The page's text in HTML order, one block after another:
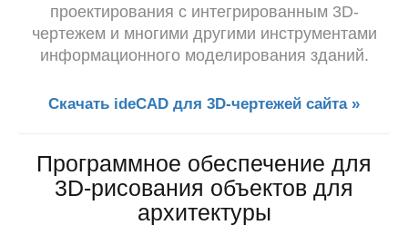
проектирования с интегрированным 3D-
чертежем и многими другими инструментами
информационного моделирования зданий.
Скачать ideCAD для 3D-чертежей сайта »
Программное обеспечение для
3D-рисования объектов для
архитектуры